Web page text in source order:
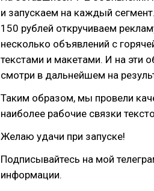
и запускаем на каждый
150 рублей откручиваем
несколько объявлений с
текстами и макетами. И на эти
смотри в дальнейшем на
Таким образом, мы провели
наиболее рабочие связки
Желаю удачи при запуске!
Подписывайтесь на мой
информации.